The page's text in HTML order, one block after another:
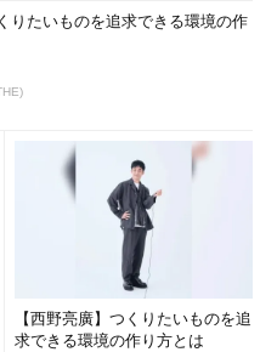
りたいものを追求できる環境の作
【西野亮廣】つくりたいものを追
求できる環境の作り方とは